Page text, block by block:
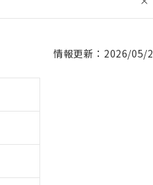
情報更新：2026/05/